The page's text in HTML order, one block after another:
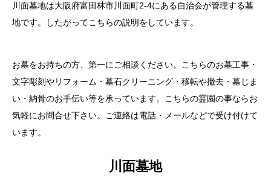
川面墓地は大阪府富田林市川面町2-4にある自治会が管理する墓
地です。したがってこちらの説明をしています。
お墓をお持ちの方、第一にご相談ください。こちらのお墓工事・
文字彫刻やリフォーム・墓石クリーニング・移転や撤去・墓じま
い・納骨のお手伝い等を承っています。こちらの霊園の事ならお
気軽にお問合せ下さい。ご連絡は電話・メールなどで受け付けて
います。
川面墓地